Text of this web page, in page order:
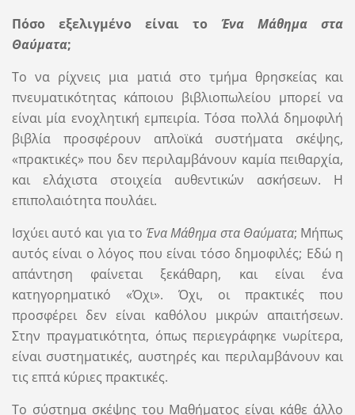
Πόσο εξελιγμένο είναι τοΈνα Μάθημα στα
Θαύματα;
Το να ρίχνεις μια ματιά στο τμήμα θρησκείας και
πνευματικότητας κάποιου βιβλιοπωλείου μπορεί να
είναι μία ενοχλητική εμπειρία. Τόσα πολλά δημοφιλή
βιβλία προσφέρουν απλοϊκά συστήματα σκέψης,
«πρακτικές» που δεν περιλαμβάνουν καμία πειθαρχία,
και ελάχιστα στοιχεία αυθεντικών ασκήσεων. Η
επιπολαιότητα πουλάει.
Ισχύει αυτό και για το Ένα Μάθημα στα Θαύματα; Μήπως
αυτός είναι ο λόγος που είναι τόσο δημοφιλές; Εδώ η
απάντηση φαίνεται ξεκάθαρη, και είναι ένα
κατηγορηματικό «Όχι». Όχι, οι πρακτικές που
προσφέρει δεν είναι καθόλου μικρών απαιτήσεων.
Στην πραγματικότητα, όπως περιεγράφηκε νωρίτερα,
είναι συστηματικές, αυστηρές και περιλαμβάνουν και
τις επτά κύριες πρακτικές.
Το σύστημα σκέψης του Μαθήματος είναι κάθε άλλο